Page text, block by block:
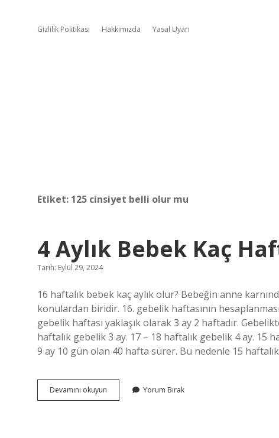
Gizlilik Politikası Hakkımızda Yasal Uyarı
Etiket: 125 cinsiyet belli olur mu
4 Aylık Bebek Kaç
Tarih: Eylül 29, 2024
16 haftalık bebek kaç aylık olur? Bebeğin anne
konulardan biridir. 16. gebelik haftasının
gebelik haftası yaklaşık olarak 3 ay 2 haftadır.
haftalık gebelik 3 ay. 17 – 18 haftalık gebelik 4 ay. 15
9 ay 10 gün olan 40 hafta sürer. Bu nedenle 15
Devamını okuyun
Aylık
Yorum Bırak